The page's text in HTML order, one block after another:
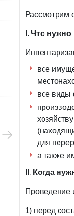
Рассмотрим
I. Что
все
все виды
для
а также
II. Когда
Проведение
1) перед